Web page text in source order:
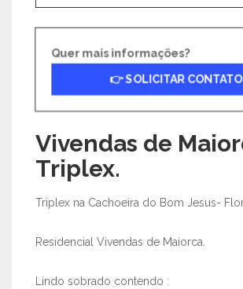
Quer mais informações?
👉 SOLICITAR CONTATO
Vivendas de
Triplex.
Triplex na Cachoeira do Bom Jesus-
Residencial Vivendas de Maiorca.
Lindo sobrado contendo :